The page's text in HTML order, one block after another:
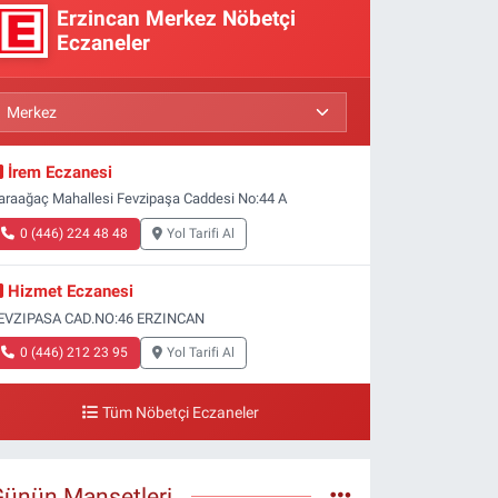
Erzincan Merkez Nöbetçi
Eczaneler
İrem Eczanesi
Mahallesi Fevzipaşa Caddesi No:44 A
0 (446) 224 48 48 Yol Tarifi Al
Hizmet Eczanesi
CAD.NO:46 ERZINCAN
0 (446) 212 23 95 Yol Tarifi Al
Tüm Nöbetçi Eczaneler